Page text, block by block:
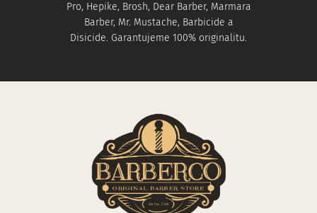
Pro, Hepike, Brosh, Dear Barber, Marmara
Barber, Mr. Mustache, Barbicide a
Disicide. Garantujeme 100% originalitu.